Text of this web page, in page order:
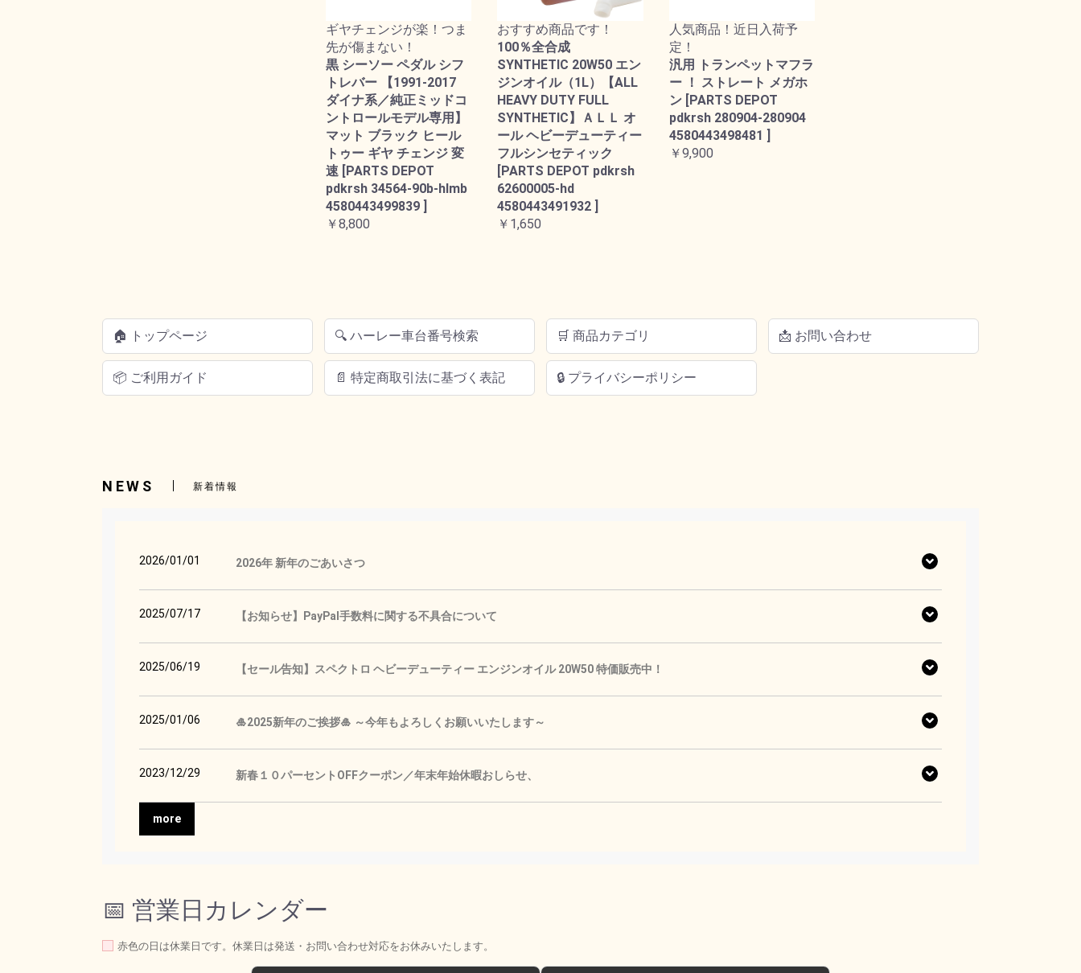
ギヤチェンジが楽！つま
先が傷まない！
黒 シーソー ペダル シフ
トレバー 【1991-2017
ダイナ系／純正ミッドコ
ントロールモデル専用】
マット ブラック ヒール
トゥー ギヤ チェンジ 変
速 [PARTS DEPOT
pdkrsh 34564-90b-hlmb
4580443499839 ]
￥8,800
おすすめ商品です！
100％全合成
SYNTHETIC 20W50 エン
ジンオイル（1L）【ALL
HEAVY DUTY FULL
SYNTHETIC】ＡＬＬ オ
ール ヘビーデューティー
フルシンセティック
[PARTS DEPOT pdkrsh
62600005-hd
4580443491932 ]
￥1,650
人気商品！近日入荷予
定！
汎用 トランペットマフラ
ー ！ ストレート メガホ
ン [PARTS DEPOT
pdkrsh 280904-280904
4580443498481 ]
￥9,900
🏠 トップページ 🔍 ハーレー車台番号検索 🛒 商品カテゴリ 📩 お問い合わせ
📦 ご利用ガイド 📄 特定商取引法に基づく表記 🔒 プライバシーポリシー
NEWS 新着情報
2026/01/01 2026年 新年のごあいさつ
2025/07/17 【お知らせ】PayPal手数料に関する不具合について
2025/06/19 【セール告知】スペクトロ ヘビーデューティー エンジンオイル 20W50 特価販売中！
2025/01/06 🎍2025新年のご挨拶🎍 ～今年もよろしくお願いいたします～
2023/12/29 新春１０パーセントOFFクーポン／年末年始休暇おしらせ、
more
📅 営業日カレンダー
赤色の日は休業日です。休業日は発送・お問い合わせ対応をお休みいたします。